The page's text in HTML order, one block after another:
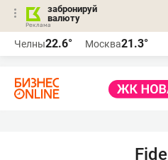
забронируй
валюту
Челны22.6° Москва21.3°
Fidel